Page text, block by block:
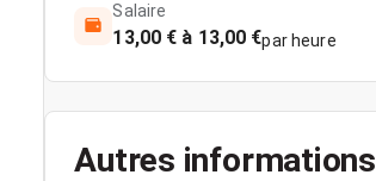
Salaire
13,00 € à 13,00 €par heure
Autres informations